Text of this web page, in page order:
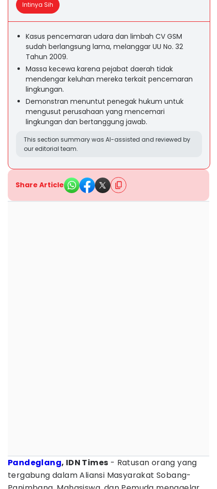
Intinya Sih
Kasus pencemaran udara dan limbah CV GSM
sudah berlangsung lama, melanggar UU No. 32
Tahun 2009.
Massa kecewa karena pejabat daerah tidak
mendengar keluhan mereka terkait pencemaran
lingkungan.
Demonstran menuntut penegak hukum untuk
mengusut perusahaan yang mencemari
lingkungan dan bertanggung jawab.
This section summary was AI-assisted and reviewed by
our editorial team.
Share Article
Pandeglang, IDN Times - Ratusan orang yang
tergabung dalam Aliansi Masyarakat Sobang-